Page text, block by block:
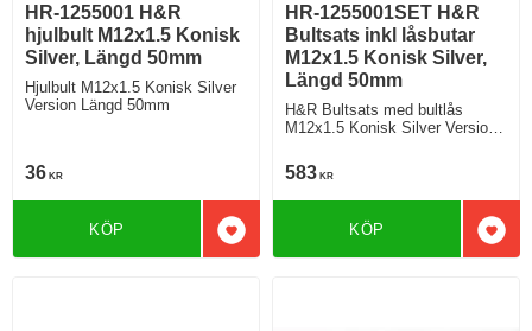
HR-1255001 H&R
hjulbult M12x1.5 Konisk
Silver, Längd 50mm
Hjulbult M12x1.5 Konisk Silver
Version Längd 50mm
36 KR
Lägg till i favoriter
KÖP
HR-1255001SET H&R
Bultsats inkl låsbutar
M12x1.5 Konisk Silver,
Längd 50mm
H&R Bultsats med bultlås
M12x1.5 Konisk Silver Version
583 KR
KÖP